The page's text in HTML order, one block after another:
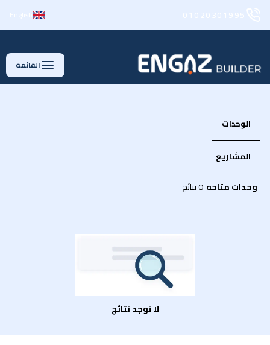
01020301995
English
القائمة
الوحدات
المشاريع
وحدات متاحه0 نتائج
لا توجد نتائج